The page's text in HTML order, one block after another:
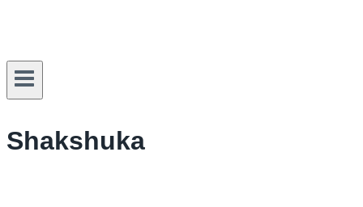
Shakshuka